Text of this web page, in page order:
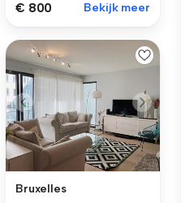
€ 800 Bekijk meer
Bruxelles